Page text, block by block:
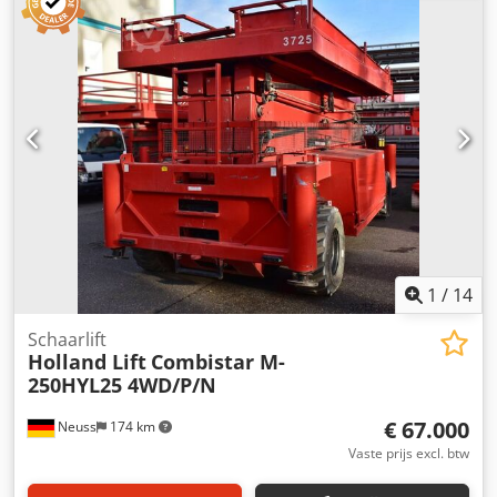
vierwielaandrijving. Locatie: 41468 Neuss Direct
beschikbaar
1 / 14
Neuss 174 km
Schaarlift
Holland Lift Combistar M-
250HYL25 4WD/P/N
€ 67.000
Vaste prijs excl. btw